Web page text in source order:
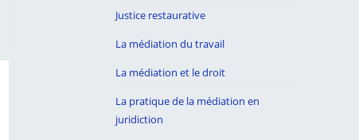
Justice restaurative
La médiation du travail
La médiation et le droit
La pratique de la médiation en
juridiction